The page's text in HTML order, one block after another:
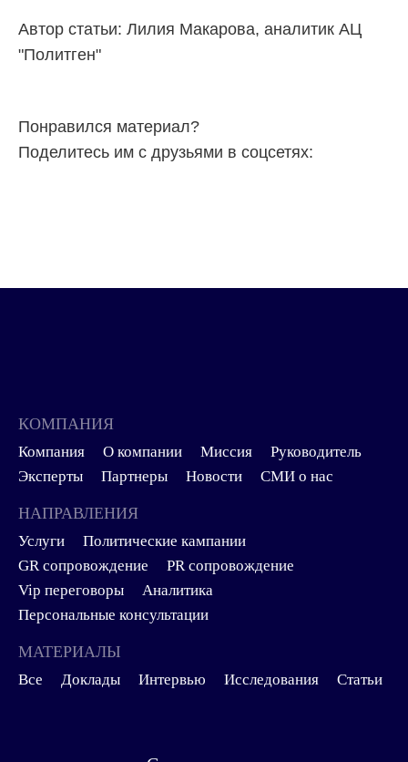
Автор статьи: Лилия Макарова, аналитик АЦ
"Политген"
Понравился материал?
Поделитесь им с друзьями в соцсетях:
КОМПАНИЯ
Компания О компании Миссия
Руководитель
Эксперты
Партнеры Новости СМИ о нас
НАПРАВЛЕНИЯ
Услуги
Политические кампании
GR сопровождение
PR сопровождение
Vip переговоры
Аналитика
Персональные консультации
МАТЕРИАЛЫ
Все Доклады Интервью Исследования Статьи